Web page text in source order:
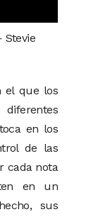
Stevie
el que los
en los
de las
cada nota
en un
sus